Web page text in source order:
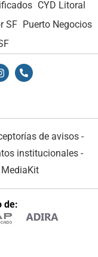
CYD Litoral
SF Puerto Negocios
de avisos -
institucionales -
MediaKit
de: